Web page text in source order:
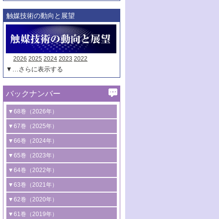
触媒技術の動向と展望
2026 2025 2024 2023 2022
▼…さらに表示する
バックナンバー
▼68巻（2026年）
1号 過酸化水素合成に関する研究動向
2号 コンピューター技術により加速する
触媒開発
3号 有機分子変換やCO 資源化のための
光触媒に関する最近の研究
B号 第137回触媒討論会（2026年）
▼67巻（2025年）
1号 CO
水素化によるグリーン燃料/グリ
ーンケミカル製造
2号 水素製造のための水分解技術に関す
る最近の研究
3号 オレフィン系樹脂の精密合成に関す
る最新技術
4号 アルコール類の効率的変換を実現す
▼66巻（2024年）
1号 低次元ナノ構造を有する触媒材料
2号 規制反応場を活用した固体触媒研究
の新展開
3号 未踏分子変換を目指した酸化触媒プ
ロセスの最前線
4号 シンクロトロン放射光および中性子
▼65巻（2023年）
1号 炭素が関わる触媒機能
2号 プラスチックケミカルリサイクルの
ための触媒技術
3号 非酸化物系金属化合物を基盤とした
▼64巻（2022年）
1号 合成ガス製造とCOを用いるケミカル
ズ合成の最新動向
2号 化学品合成のための合金触媒開発
▼63巻（2021年）
1号 金触媒の新展開
2号 ペロブスカイト
▼62巻（2020年）
1号 触媒設計を拓く欠陥構造のキャラク
▼61巻（2019年）